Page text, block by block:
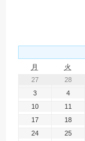
月 火
27
28
3
4
10
11
17
18
24
25